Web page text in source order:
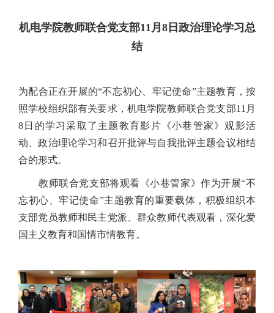
机电学院教师联合党支部11月8日政治理论学习总
结
为配合正在开展的“不忘初心、牢记使命”主题教育，按
照学校组织部有关要求，机电学院教师联合党支部11月
8日的学习采取了主题教育影片《小巷管家》观影活
动、政治理论学习和召开批评与自我批评主题会议相结
合的形式。
教师联合党支部将观看《小巷管家》作为开展“不
忘初心、牢记使命”主题教育的重要载体，积极组织本
支部党员教师和民主党派、群众教师代表观看，深化爱
国主义教育和国情市情教育。